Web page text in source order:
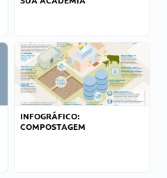
INFOGRÁFICO:
COMPOSTAGEM